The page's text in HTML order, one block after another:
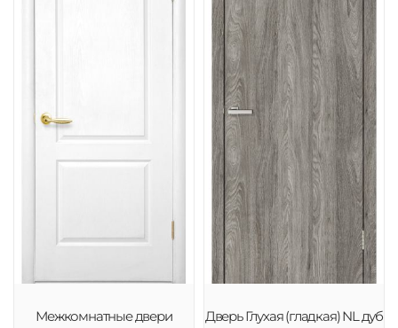
Межкомнатные двери
Дверь Глухая (гладкая) NL дуб